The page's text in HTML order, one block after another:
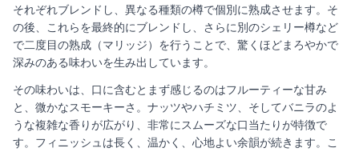
それぞれブレンドし、異なる種類の樽で個別に熟成させます。そ
の後、これらを最終的にブレンドし、さらに別のシェリー樽など
で二度目の熟成（マリッジ）を行うことで、驚くほどまろやかで
深みのある味わいを生み出しています。
その味わいは、口に含むとまず感じるのはフルーティーな甘み
と、微かなスモーキーさ。ナッツやハチミツ、そしてバニラのよ
うな複雑な香りが広がり、非常にスムーズな口当たりが特徴で
す。フィニッシュは長く、温かく、心地よい余韻が続きます。こ